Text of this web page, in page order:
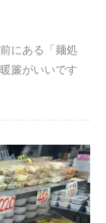
にある「麺処
簾がいいです